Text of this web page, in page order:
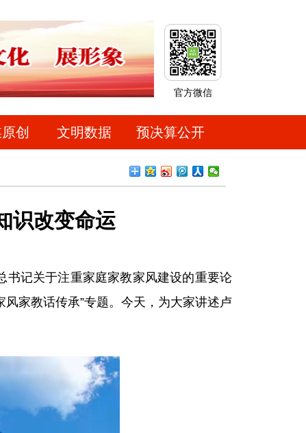
官方微信
创 文明数据 预决算公开
识改变命运
记关于注重家庭家教家风建设的重要论
家教话传承”专题。今天，为大家讲述卢